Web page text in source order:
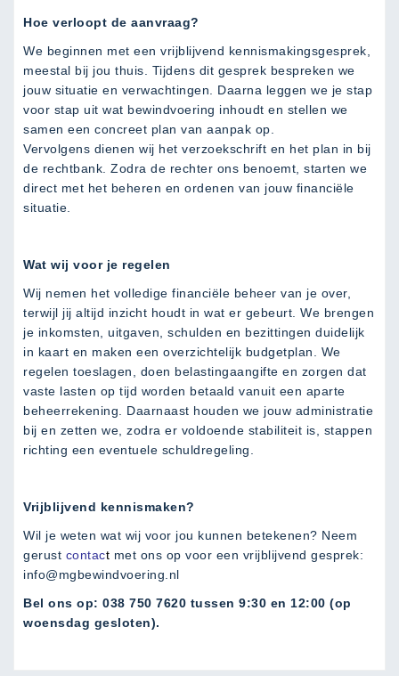
Hoe verloopt de aanvraag?
We beginnen met een vrijblijvend kennismakingsgesprek,
meestal bij jou thuis. Tijdens dit gesprek bespreken we
jouw situatie en verwachtingen. Daarna leggen we je stap
voor stap uit wat bewindvoering inhoudt en stellen we
samen een concreet plan van aanpak op.
Vervolgens dienen wij het verzoekschrift en het plan in bij
de rechtbank. Zodra de rechter ons benoemt, starten we
direct met het beheren en ordenen van jouw financiële
situatie.
Wat wij voor je regelen
Wij nemen het volledige financiële beheer van je over,
terwijl jij altijd inzicht houdt in wat er gebeurt. We brengen
je inkomsten, uitgaven, schulden en bezittingen duidelijk
in kaart en maken een overzichtelijk budgetplan. We
regelen toeslagen, doen belastingaangifte en zorgen dat
vaste lasten op tijd worden betaald vanuit een aparte
beheerrekening. Daarnaast houden we jouw administratie
bij en zetten we, zodra er voldoende stabiliteit is, stappen
richting een eventuele schuldregeling.
Vrijblijvend kennismaken?
Wil je weten wat wij voor jou kunnen betekenen? Neem
gerust contact met ons op voor een vrijblijvend gesprek:
info@mgbewindvoering.nl
Bel ons op: 038 750 7620 tussen 9:30 en 12:00 (op
woensdag gesloten).